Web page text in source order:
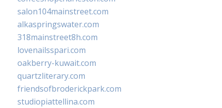
salon104mainstreet.com
alkaspringswater.com
318mainstreet8h.com
lovenailsspari.com
oakberry-kuwait.com
quartzliterary.com
friendsofbroderickpark.com
studiopiattellina.com